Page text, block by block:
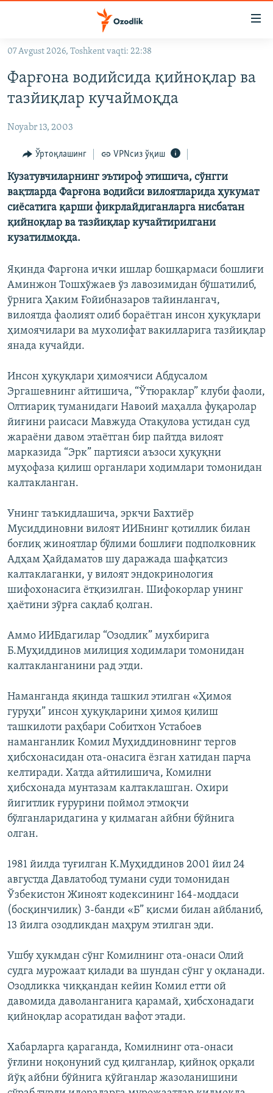
Асосий
навигацияга
ўтинг
ўтинг
OZODVIDEO
OZODARXIV
ИЖТИМОИЙ ТАРМОҚЛАР
07 Avgust 2026, Toshkent vaqti: 22:38
Фарғона водийсида қийноқлар ва
тазйиқлар кучаймоқда
Noyabr 13, 2003
Ўртоқлашинг VPNсиз ўқиш
Кузатувчиларнинг эътироф этишича, сўнгги
вақтларда Фарғона водийси вилоятларида ҳукумат
сиёсатига қарши фикрлайдиганларга нисбатан
қийноқлар ва тазйиқлар кучайтирилгани
кузатилмоқда.
Яқинда Фарғона ички ишлар бошқармаси бошлиғи
Аминжон Тошхўжаев ўз лавозимидан бўшатилиб,
ўрнига Ҳаким Ғойибназаров тайинлангач,
вилоятда фаолият олиб бораётган инсон ҳуқуқлари
ҳимоячилари ва мухолифат вакилларига тазйиқлар
янада кучайди.
Инсон ҳуқуқлари ҳимоячиси Абдусалом
Эргашевнинг айтишича, “Ўтюраклар” клуби фаоли,
Олтиариқ туманидаги Навоий маҳалла фуқаролар
йиғини раисаси Мавжуда Отақулова устидан суд
жараёни давом этаётган бир пайтда вилоят
марказида “Эрк” партияси аъзоси ҳуқуқни
муҳофаза қилиш органлари ходимлари томонидан
калтакланган.
Унинг таъкидлашича, эркчи Бахтиёр
Мусиддиновни вилоят ИИБнинг қотиллик билан
боғлиқ жиноятлар бўлими бошлиғи подполковник
Адҳам Ҳайдаматов шу даражада шафқатсиз
калтаклаганки, у вилоят эндокринология
шифохонасига ётқизилган. Шифокорлар унинг
ҳаётини зўрға сақлаб қолган.
Аммо ИИБдагилар “Озодлик” мухбирига
Б.Муҳиддинов милиция ходимлари томонидан
калтакланганини рад этди.
Наманганда яқинда ташкил этилган «Ҳимоя
гуруҳи” инсон ҳуқуқларини ҳимоя қилиш
ташкилоти раҳбари Собитхон Устабоев
наманганлик Комил Муҳиддиновнинг тергов
ҳибсхонасидан ота-онасига ёзган хатидан парча
келтиради. Хатда айтилишича, Комилни
ҳибсхонада мунтазам калтаклашган. Охири
йигитлик ғурурини поймол этмоқчи
бўлганларидагина у қилмаган айбни бўйнига
олган.
1981 йилда туғилган К.Муҳиддинов 2001 йил 24
августда Давлатобод тумани суди томонидан
Ўзбекистон Жиноят кодексининг 164-моддаси
(босқинчилик) 3-банди «Б” қисми билан айбланиб,
13 йилга озодликдан маҳрум этилган эди.
Ушбу ҳукмдан сўнг Комилнинг ота-онаси Олий
судга мурожаат қилади ва шундан сўнг у оқланади.
Озодликка чиққандан кейин Комил етти ой
давомида даволанганига қарамай, ҳибсхонадаги
қийноқлар асоратидан вафот этади.
Хабарларга қараганда, Комилнинг ота-онаси
ўғлини ноқонуний суд қилганлар, қийноқ орқали
йўқ айбни бўйнига қўйганлар жазоланишини